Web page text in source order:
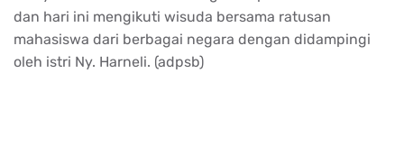
dan hari ini mengikuti wisuda bersama ratusan
mahasiswa dari berbagai negara dengan didampingi
oleh istri Ny. Harneli. (adpsb)